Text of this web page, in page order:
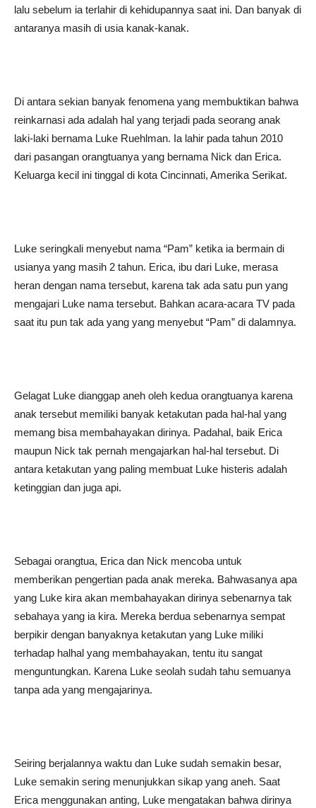
lalu sebelum ia terlahir di kehidupannya saat ini. Dan banyak di
antaranya masih di usia kanak-kanak.
Di antara sekian banyak fenomena yang membuktikan bahwa
reinkarnasi ada adalah hal yang terjadi pada seorang anak
laki-laki bernama Luke Ruehlman. Ia lahir pada tahun 2010
dari pasangan orangtuanya yang bernama Nick dan Erica.
Keluarga kecil ini tinggal di kota Cincinnati, Amerika Serikat.
Luke seringkali menyebut nama “Pam” ketika ia bermain di
usianya yang masih 2 tahun. Erica, ibu dari Luke, merasa
heran dengan nama tersebut, karena tak ada satu pun yang
mengajari Luke nama tersebut. Bahkan acara-acara TV pada
saat itu pun tak ada yang yang menyebut “Pam” di dalamnya.
Gelagat Luke dianggap aneh oleh kedua orangtuanya karena
anak tersebut memiliki banyak ketakutan pada hal-hal yang
memang bisa membahayakan dirinya. Padahal, baik Erica
maupun Nick tak pernah mengajarkan hal-hal tersebut. Di
antara ketakutan yang paling membuat Luke histeris adalah
ketinggian dan juga api.
Sebagai orangtua, Erica dan Nick mencoba untuk
memberikan pengertian pada anak mereka. Bahwasanya apa
yang Luke kira akan membahayakan dirinya sebenarnya tak
sebahaya yang ia kira. Mereka berdua sebenarnya sempat
berpikir dengan banyaknya ketakutan yang Luke miliki
terhadap halhal yang membahayakan, tentu itu sangat
menguntungkan. Karena Luke seolah sudah tahu semuanya
tanpa ada yang mengajarinya.
Seiring berjalannya waktu dan Luke sudah semakin besar,
Luke semakin sering menunjukkan sikap yang aneh. Saat
Erica menggunakan anting, Luke mengatakan bahwa dirinya